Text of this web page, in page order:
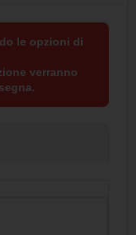
le opzioni di
verranno